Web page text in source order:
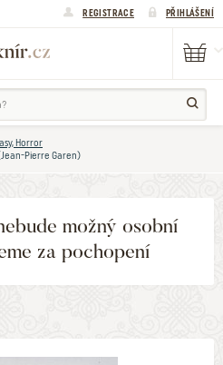
REGISTRACE PŘIHLÁŠENÍ
Horror
Pierre Garen)
možný osobní
za pochopení